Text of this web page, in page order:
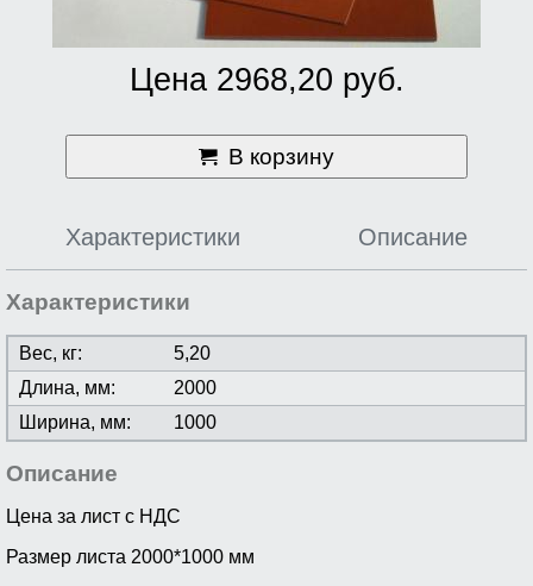
Цена 2968,20 руб.
В корзину
Характеристики Описание
Характеристики
Вес, кг:
5,20
Длина, мм:
2000
Ширина, мм:
1000
Описание
Цена за лист с НДС
Размер листа 2000*1000 мм